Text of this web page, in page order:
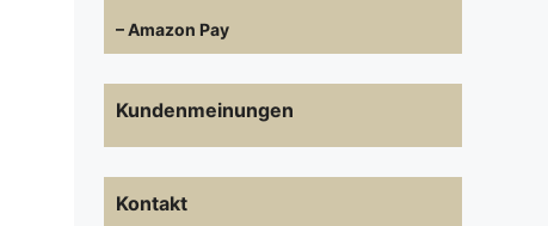
– Amazon Pay
Kundenmeinungen
Kontakt